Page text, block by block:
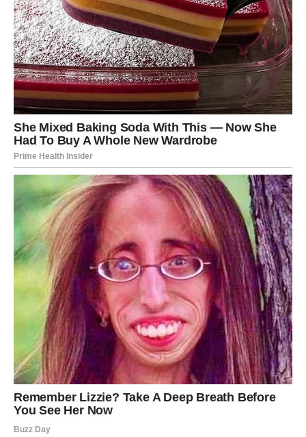
Ljubavni život donosi lijepe
trenutke
Dok finansije donose mnogo razloga za zadovoljstvo, ni
ljubavni život neće zaostajati.
Ako ste slobodni, postoji velika mogućnost da upoznate
osobu koja će vas osvojiti inteligencijom, iskrenošću i
zanimljivim pogledom na život. Susret može uslijediti
sasvim spontano, tokom druženja ili preko zajedničkih
prijatelja.
Već prvi razgovori donijeće osjećaj da ste pronašli
nekoga sa kim možete podijeliti svoje planove i snove.
Zauzete Vodolije osjećaju veću bliskost
Ako ste u vezi ili braku, partner će biti vaš najveći oslonac
tokom ovog vikenda.